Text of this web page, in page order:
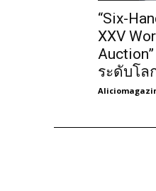
“Six-
XXV
ระดับโล